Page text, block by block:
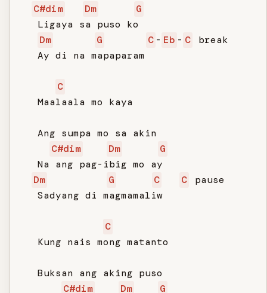
C#dim
Dm
G
   Ligaya sa puso ko
Dm
G C - Eb - C
break
   Ay di na mapaparam
C
   Maalaala mo kaya
   Ang sumpa mo sa akin
C#dim
Dm
G
   Na ang pag-ibig mo ay
Dm
G C C
pause
   Sadyang di magmamaliw
C
   Kung nais mong matanto
   Buksan ang aking puso
C#dim
Dm G